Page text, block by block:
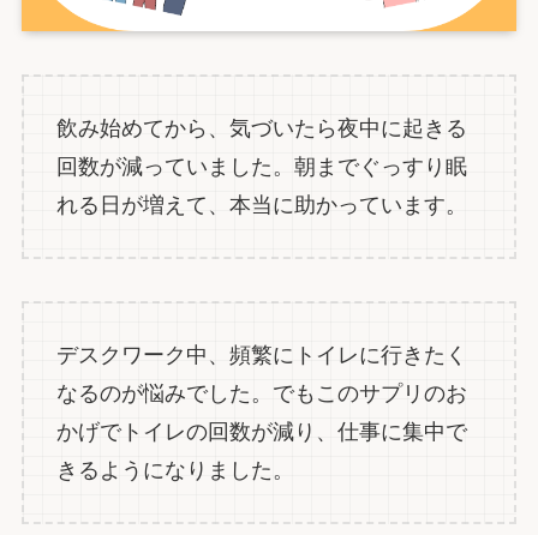
飲み始めてから、気づいたら夜中に起きる
回数が減っていました。朝までぐっすり眠
れる日が増えて、本当に助かっています。
デスクワーク中、頻繁にトイレに行きたく
なるのが悩みでした。でもこのサプリのお
かげでトイレの回数が減り、仕事に集中で
きるようになりました。